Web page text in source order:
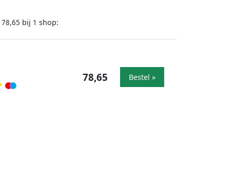
78,65 bij 1 shop:
78,65 Bestel »